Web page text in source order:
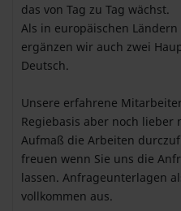
das von Tag zu Tag wächst.
Als in europäischen
ergänzen wir auch zwei
Deutsch.
Unsere erfahrene
Regiebasis aber noch lieber
Aufmaß die Arbeiten
freuen wenn Sie uns die
lassen. Anfrageunterlagen
vollkommen aus.